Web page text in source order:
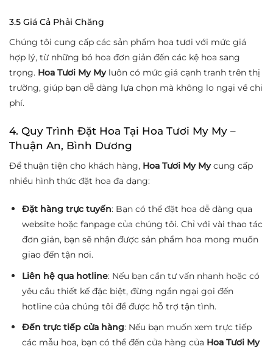
3.5 Giá Cả Phải Chăng
Chúng tôi cung cấp các sản phẩm hoa tươi với mức giá
hợp lý, từ những bó hoa đơn giản đến các kệ hoa sang
trọng. Hoa Tươi My Myluôn có mức giá cạnh tranh trên thị
trường, giúp bạn dễ dàng lựa chọn mà không lo ngại về chi
phí.
4. Quy Trình Đặt Hoa Tại Hoa Tươi My My –
Thuận An, Bình Dương
Để thuận tiện cho khách hàng, Hoa Tươi My Mycung cấp
nhiều hình thức đặt hoa đa dạng:
Đặt hàng trực tuyến: Bạn có thể đặt hoa dễ dàng qua
website hoặc fanpage của chúng tôi. Chỉ với vài thao tác
đơn giản, bạn sẽ nhận được sản phẩm hoa mong muốn
giao đến tận nơi.
Liên hệ qua hotline: Nếu bạn cần tư vấn nhanh hoặc có
yêu cầu thiết kế đặc biệt, đừng ngần ngại gọi đến
hotline của chúng tôi để được hỗ trợ tận tình.
Đến trực tiếp cửa hàng: Nếu bạn muốn xem trực tiếp
các mẫu hoa, bạn có thể đến cửa hàng của Hoa Tươi My